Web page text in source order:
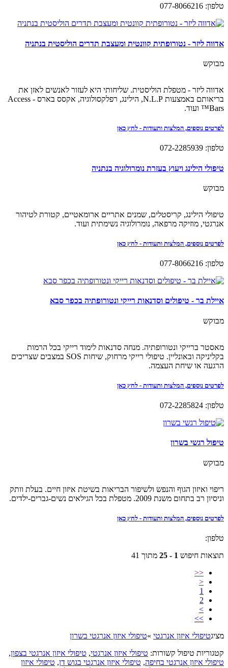
טלפון: 077-8066216
אדווה ליזר - נטורופתית קוונטית ומעצבת תדרים הוליסטית בנתניה
מבוקש
אדווה ליזר - מטפלת הוליסטית. שליחותי היא לעזור לאנשים לאזן את
בריאותם באמצעות N.L.P, הילינג, רפלקסולוגיה, אקסס בארס - Access
Bars™ ועוד.
לפרטים נוספים, המלצות ותעודות - לחץ כאן
טלפון: 072-2285939
טיפולי הילינג ויעוץ בעזרת נומרולוגיה בנתניה
מבוקש
טיפולי הילינג, קריסטלים, שמנים אתריים ארומאטיים, קטורת לטיהור
אנרגטי, מוזיקה מרפאה, נומרולוגיה נשימתית ועוד.
לפרטים נוספים, המלצות ותעודות - לחץ כאן
טלפון: 077-8066216
איילת בר - טיפולים וסדנאות רייקי ונטורופתיה בכפר סבא
מבוקש
מאסטר ברייקי ונטורופתיה. מנחה סדנאות לימוד רייקי בכל הרמות
בקליניקה ובאונליין. טיפולי רייקי מרחוק, שיחות SOS במצבים שצריכים
הרגעה או שיחת העצמה.
לפרטים נוספים, המלצות ותעודות - לחץ כאן
טלפון: 072-2285824
טיפול רגשי בשרון
מבוקש
ריפוי ואיזון הגוף והנפש ולשיפור הבריאות בשיטת איזון חיים. בעלת וותק
וניסיון רב בתחום משנת 2009. מטפלת בכל הגילאים נשים-גברים-ילדים.
לפרטים נוספים, המלצות ותעודות - לחץ כאן
טלפון:
תוצאות חיפוש 1 - 25
מתוך 41
<<
<
1
2
>
>>
מציגטיפולי איזון אנרגטי »טיפולי איזון אנרגטי בשרון
קטגוריות טיפול קשורות: טיפולי איזון אנרגטי, טיפולי איזון אנרגטי בצפון,
טיפולי איזון אנרגטי בחיפה, טיפולי איזון אנרגטי בגוש דן, טיפולי איזון